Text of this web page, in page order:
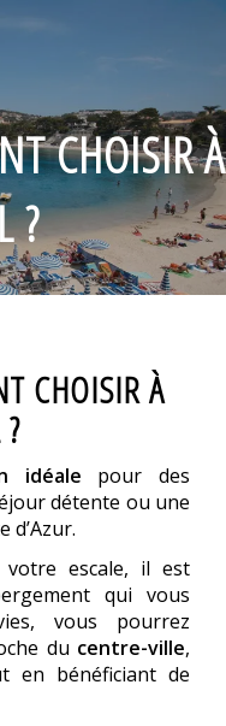
CHOISIR À
?
CHOISIR À
idéale pour des
détente ou une
d’Azur.
escale, il est
qui vous
vous pourrez
du centre-ville,
en bénéficiant de